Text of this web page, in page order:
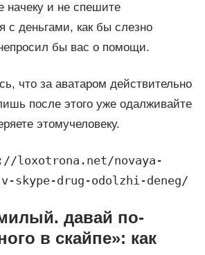
начеку и не спешите
с деньгами, как бы слезно
бы вас о помощи.
что за аватаром действительно
после этого уже одалживайте
этомучеловеку.
loxotrona.net/novaya-
v-skype-drug-odolzhi-deneg/
давай по-
в скайпе»: как